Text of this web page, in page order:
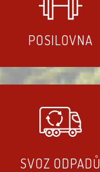
POSILOVNA
SVOZ ODPADŮ